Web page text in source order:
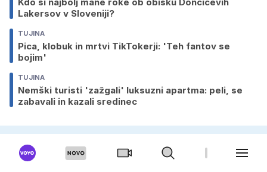
Lakersov v Sloveniji?
TUJINA
Pica, klobuk in mrtvi TikTokerji: 'Teh fantov se
bojim'
TUJINA
Nemški turisti 'zažgali' luksuzni apartma: peli, se
zabavali in kazali sredinec